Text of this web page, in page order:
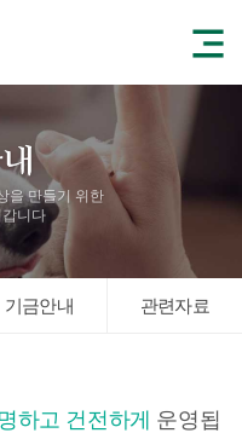
을 만들기 위한
니다
기금안내 관련자료
하고 건전하게 운영됩